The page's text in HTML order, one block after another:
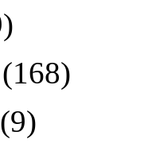
(168)
(9)